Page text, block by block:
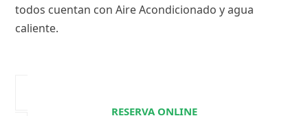
todos cuentan con Aire Acondicionado y agua
caliente.
RESERVA ONLINE